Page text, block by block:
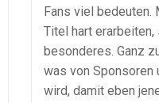
Fans viel bedeuten.
Titel hart
besonderes. Ganz
was von Sponsoren
wird, damit eben